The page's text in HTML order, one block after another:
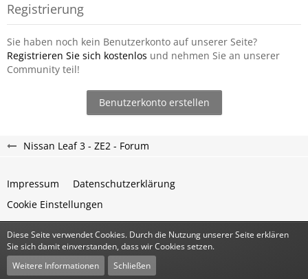
Registrierung
Sie haben noch kein Benutzerkonto auf unserer Seite?
Registrieren Sie sich kostenlos und nehmen Sie an unserer
Community teil!
Benutzerkonto erstellen
Nissan Leaf 3 - ZE2 - Forum
Impressum
Datenschutzerklärung
Cookie Einstellungen
Community-Software:WoltLab Suite™
Stil:Classicvon
Diese Seite verwendet Cookies. Durch die Nutzung unserer Seite erklären
Sie sich damit einverstanden, dass wir Cookies setzen.
Weitere Informationen
Schließen